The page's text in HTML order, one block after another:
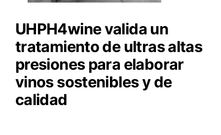
UHPH4wine valida un
tratamiento de ultras altas
presiones para elaborar
vinos sostenibles y de
calidad